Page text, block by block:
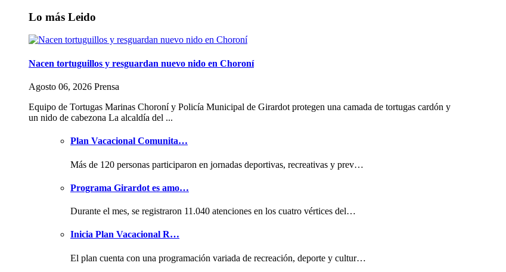
Lo más Leido
Nacen tortuguillos y resguardan nuevo nido en Choroní
Agosto 06, 2026 Prensa
Equipo de Tortugas Marinas Choroní y Policía Municipal de Girardot protegen una camada de tortugas cardón y
un nido de cabezona La alcaldía del ...
Plan Vacacional Comunita…
Más de 120 personas participaron en jornadas deportivas, recreativas y prev…
Programa Girardot es amo…
Durante el mes, se registraron 11.040 atenciones en los cuatro vértices del…
Inicia Plan Vacacional R…
El plan cuenta con una programación variada de recreación, deporte y cultur…